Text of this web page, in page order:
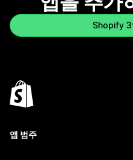
Shopify 3
앱 범주